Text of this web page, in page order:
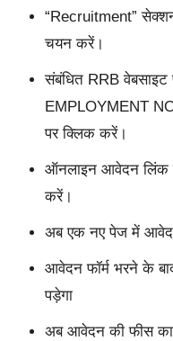
“Recruitment”
चयन करें।
संबंधित RRB
EMPLOYMENT
पर क्लिक करें।
ऑनलाइन आवेदन लिंक
करें।
अब एक नए पेज में
आवेदन फॉर्म भरने के
पड़ेगा
अब आवेदन की फीस